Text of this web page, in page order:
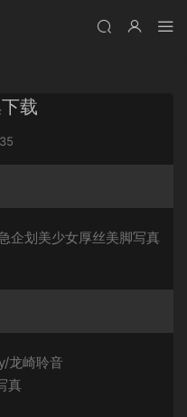
载
企划美少女厚丝美脚写真
龙崎聆音
真